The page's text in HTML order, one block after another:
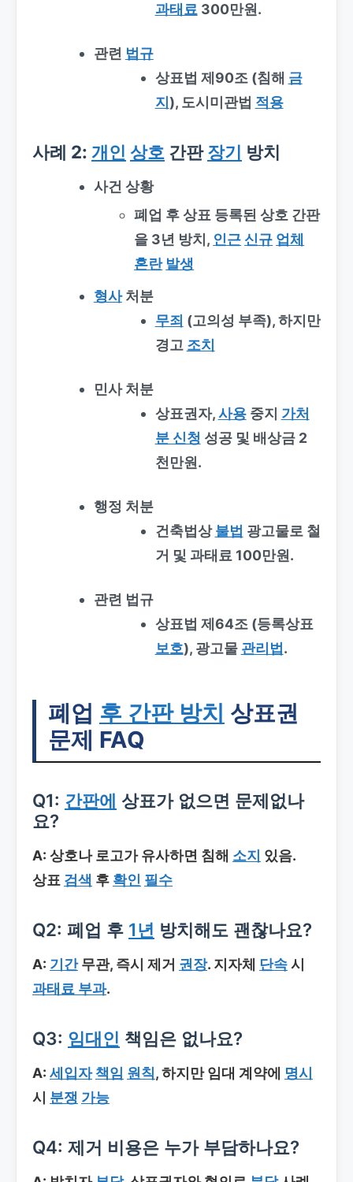
과태료 300만원.
관련 법규
상표법 제90조 (침해 금
지 ), 도시미관법 적용
사례 2: 개인 상호 간판장기 방치
사건 상황
폐업 후 상표 등록된 상호 간판
을 3년 방치, 인근 신규 업체
혼란 발생
형사처분
무죄 (고의성 부족), 하지만
경고 조치
민사 처분
상표권자,사용중지 가처
분 신청 성공 및 배상금 2
천만원.
행정 처분
건축법상불법 광고물로 철
거 및 과태료 100만원.
관련 법규
상표법 제64조 (등록상표
보호), 광고물 관리법 .
폐업 후 간판 방치 상표권
문제 FAQ
Q1: 간판에 상표가 없으면 문제없나
요?
A: 상호나 로고가 유사하면 침해 소지 있음.
상표 검색 후 확인 필수
Q2: 폐업 후 1년 방치해도 괜찮나요?
A: 기간무관, 즉시 제거 권장. 지자체 단속시
과태료 부과.
Q3: 임대인 책임은 없나요?
A: 세입자책임 원칙, 하지만 임대 계약에 명시
시 분쟁 가능
Q4: 제거 비용은 누가 부담하나요?